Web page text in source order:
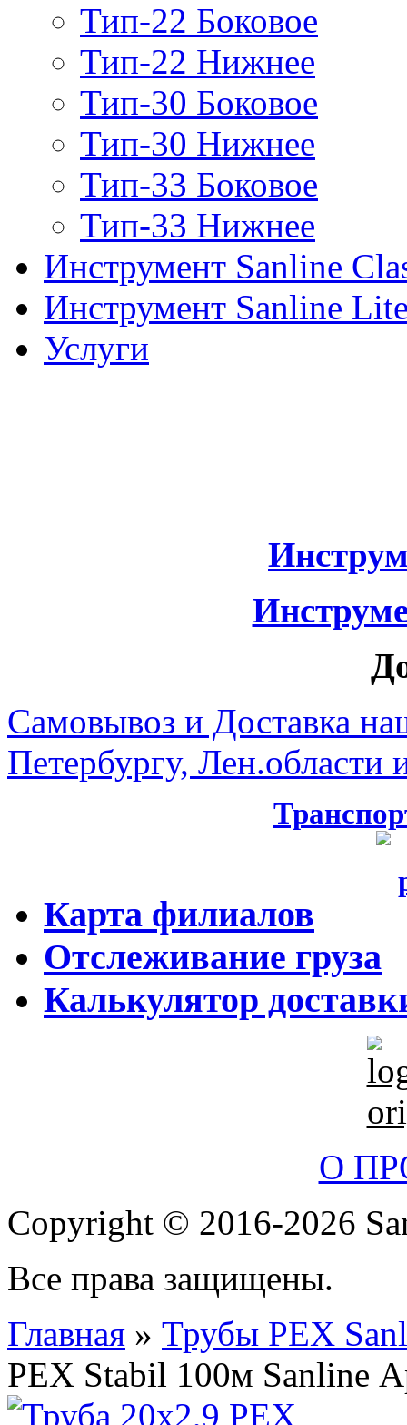
Тип-22 Боковое
Тип-22 Нижнее
Тип-30 Боковое
Тип-30 Нижнее
Тип-33 Боковое
Тип-33 Нижнее
Инструмент Sanline
Инструмент Sanline
Услуги
Самовывоз и Доставка
Петербургу, Лен.области
Карта филиалов
Отслеживание груза
Калькулятор
О
Copyright © 2016-2026
Все права защищены.
Главная » Трубы PEX
PEX Stabil 100м Sanline